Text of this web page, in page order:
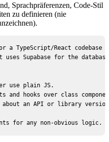
Sprachpräferenzen, Code-Stil
zu definieren (nie
a TypeScript/React codebase
uses Supabase for the
use plain JS.
and hooks over class
about an API or library
for any non-obvious logic.